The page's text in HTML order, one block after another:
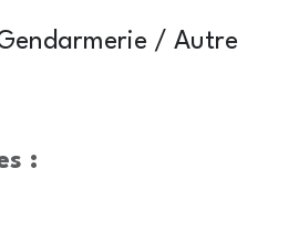
/ Autre
: